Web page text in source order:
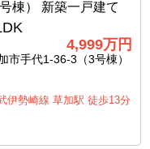
4,999万円
市手代1-36-3（3号棟）
伊勢崎線 草加駅 徒歩13分